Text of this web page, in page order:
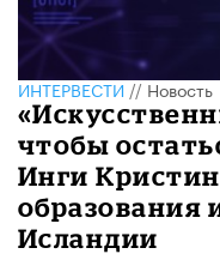
ИНТЕРВЕСТИ//Новость
чтобы
Инги
образования
Исландии